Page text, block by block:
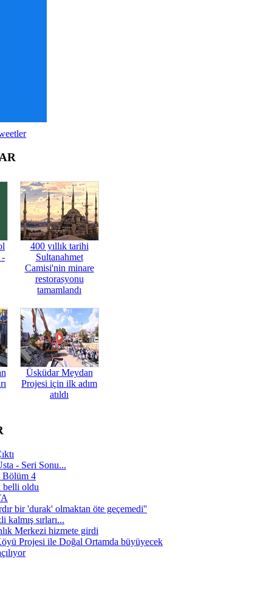
-
400 yıllık tarihi
Sultanahmet
Camisi'nin minare
restorasyonu
tamamlandı
Üsküdar Meydan
Projesi için ilk adım
atıldı
- Seri Sonu...
Bölüm 4
belli oldu
bir 'durak' olmaktan öte geçemedi''
kalmış sırları...
Merkezi hizmete girdi
Projesi ile Doğal Ortamda büyüyecek